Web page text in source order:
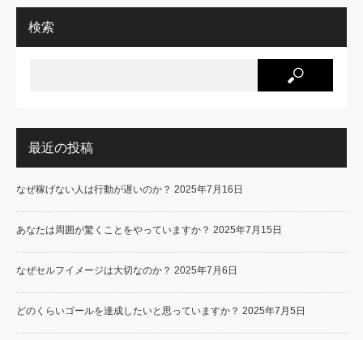
検索
最近の投稿
なぜ稼げない人は行動が遅いのか？ 2025年7月16日
あなたは周囲が驚くことをやっていますか？ 2025年7月15日
なぜセルフイメージは大切なのか？ 2025年7月6日
どのくらいゴールを達成したいと思っていますか？ 2025年7月5日